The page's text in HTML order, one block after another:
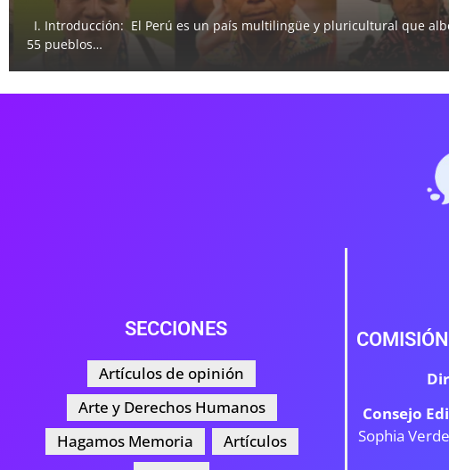
I. Introducción: El Perú es un país multilingüe y pluricultural que
55 pueblos…
SECCIONES
Artículos de opinión
Arte y Derechos Humanos
Hagamos Memoria
Artículos
Consejo
Sophia